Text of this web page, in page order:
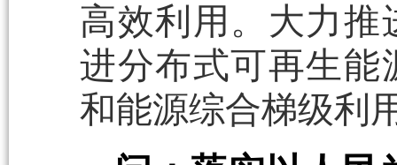
高效利用。大力推
进分布式可再生能
和能源综合梯级利